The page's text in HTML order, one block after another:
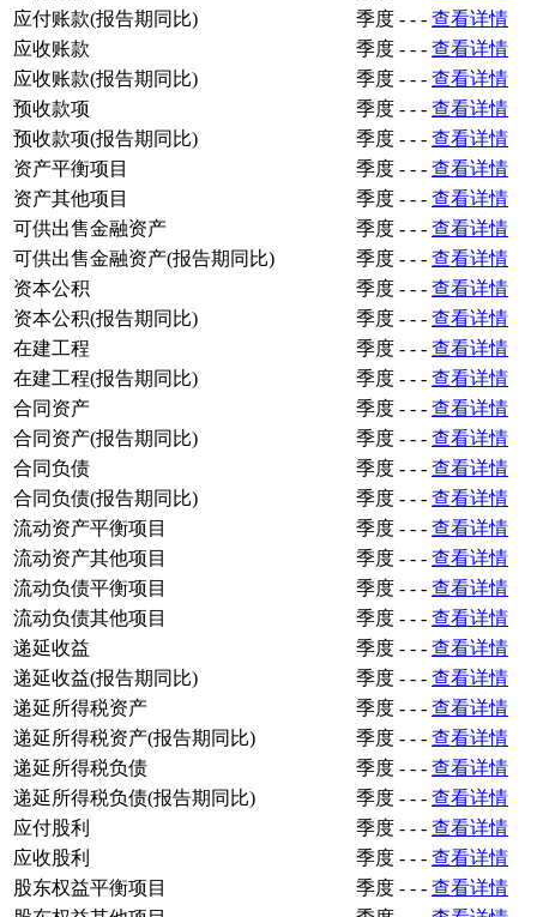
应付账款(报告期同比)
季度 - - - 查看详情
应收账款
季度 - - - 查看详情
应收账款(报告期同比)
季度 - - - 查看详情
预收款项
季度 - - - 查看详情
预收款项(报告期同比)
季度 - - - 查看详情
资产平衡项目
季度 - - - 查看详情
资产其他项目
季度 - - - 查看详情
可供出售金融资产
季度 - - - 查看详情
可供出售金融资产(报告期同比)
季度 - - - 查看详情
资本公积
季度 - - - 查看详情
资本公积(报告期同比)
季度 - - - 查看详情
在建工程
季度 - - - 查看详情
在建工程(报告期同比)
季度 - - - 查看详情
合同资产
季度 - - - 查看详情
合同资产(报告期同比)
季度 - - - 查看详情
合同负债
季度 - - - 查看详情
合同负债(报告期同比)
季度 - - - 查看详情
流动资产平衡项目
季度 - - - 查看详情
流动资产其他项目
季度 - - - 查看详情
流动负债平衡项目
季度 - - - 查看详情
流动负债其他项目
季度 - - - 查看详情
递延收益
季度 - - - 查看详情
递延收益(报告期同比)
季度 - - - 查看详情
递延所得税资产
季度 - - - 查看详情
递延所得税资产(报告期同比)
季度 - - - 查看详情
递延所得税负债
季度 - - - 查看详情
递延所得税负债(报告期同比)
季度 - - - 查看详情
应付股利
季度 - - - 查看详情
应收股利
季度 - - - 查看详情
股东权益平衡项目
季度 - - - 查看详情